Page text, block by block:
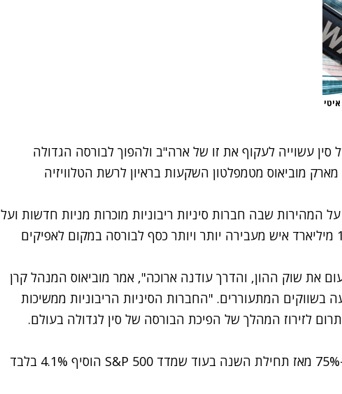
עשוייה לעקוף את זו של ארה"ב ולהפוך לבורסה הגדולה
מוביאוס מטמפלטון השקעות בראיון לרשת הטלוויזיה
המהירות שבה חברות סיניות ריבוניות מוכרות מניות חדשות ועל
כך שאוכלוסיית סין המונה 1.4 מיליארד איש מעבירה יותר ויותר כסף לבורסה במקום לאפיקים
את שוק ההון, והדרך עודנה ארוכה", אמר מוביאוס המנהל קרן
בשווקים המתעוררים. "החברות הסיניות הריבוניות ממשיכות
לזירוז המהלך של הפיכת הבורסה של סין לגדולה בעולם.
מדד שנחאי המשולב עלה ב-75% מאז תחילת השנה בעוד שמדד S&P 500 הוסיף 4.1% בלבד